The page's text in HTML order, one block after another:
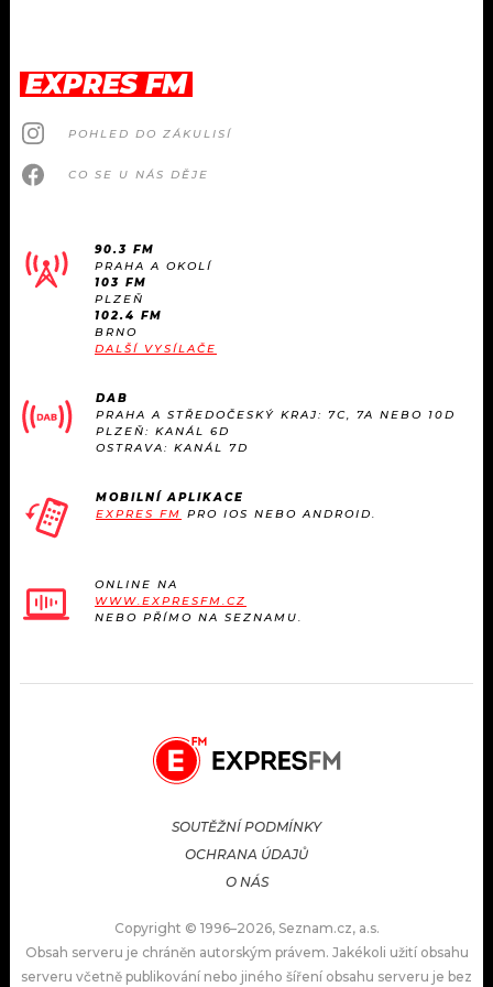
EXPRES FM
POHLED DO ZÁKULISÍ
CO SE U NÁS DĚJE
90.3 FM
PRAHA A OKOLÍ
103 FM
PLZEŇ
102.4 FM
BRNO
DALŠÍ VYSÍLAČE
DAB
PRAHA A STŘEDOČESKÝ KRAJ: 7C, 7A NEBO 10D
PLZEŇ: KANÁL 6D
OSTRAVA: KANÁL 7D
MOBILNÍ APLIKACE
EXPRES FM PRO IOS NEBO ANDROID.
ONLINE NA
WWW.EXPRESFM.CZ
NEBO PŘÍMO NA SEZNAMU.
SOUTĚŽNÍ PODMÍNKY
OCHRANA ÚDAJŮ
O NÁS
Copyright © 1996–2026, Seznam.cz, a.s.
Obsah serveru je chráněn autorským právem. Jakékoli užití obsahu
serveru včetně publikování nebo jiného šíření obsahu serveru je bez